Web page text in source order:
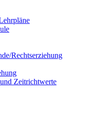
Rechtserziehung
Zeitrichtwerte